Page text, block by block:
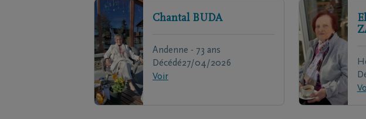
Chantal BUDA
Andenne - 73 ans
Décédé27/04/2026
Voir